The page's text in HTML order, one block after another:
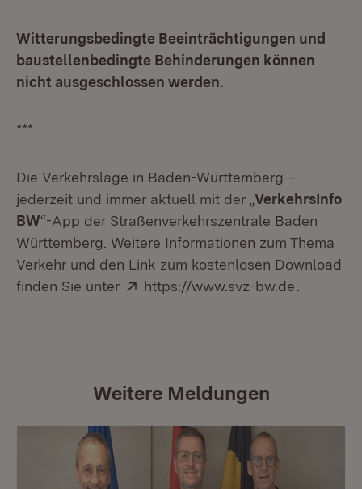
Witterungsbedingte Beeinträchtigungen und
baustellenbedingte Behinderungen können
nicht ausgeschlossen werden.
***
Die Verkehrslage in Baden-Württemberg –
jederzeit und immer aktuell mit der „ VerkehrsInfo
BW“-App der Straßenverkehrszentrale Baden
Württemberg. Weitere Informationen zum Thema
Verkehr und den Link zum kostenlosen Download
finden Sie unter
Extern:
https://www.svz-bw.de
Weitere Meldungen